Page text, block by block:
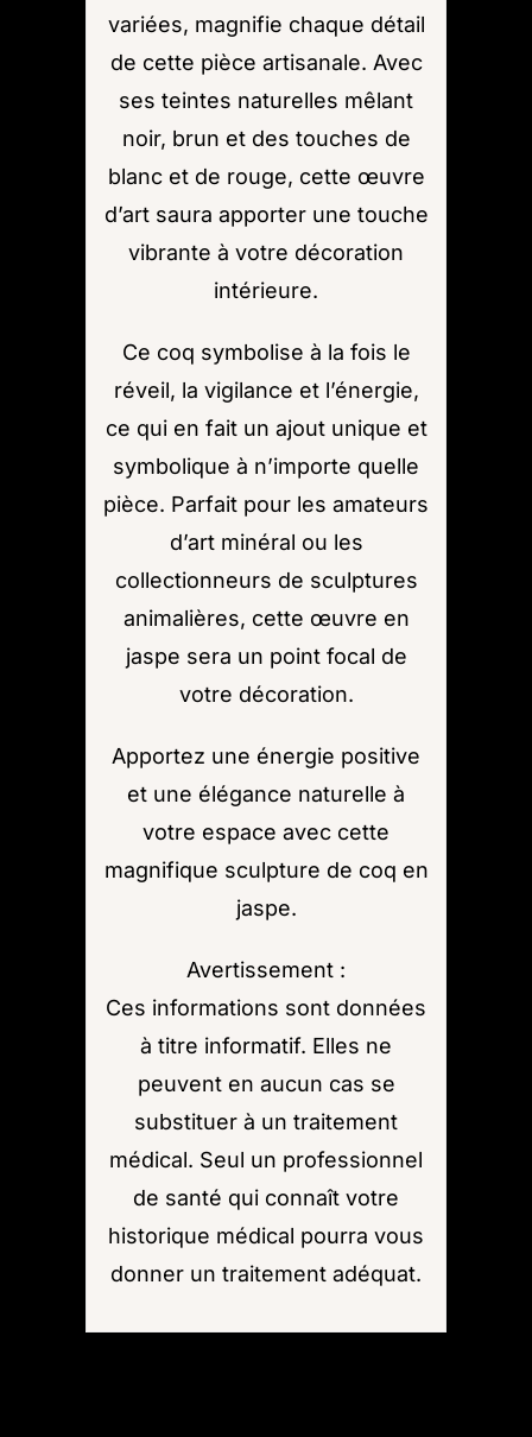
variées, magnifie chaque détail
de cette pièce artisanale. Avec
ses teintes naturelles mêlant
noir, brun et des touches de
blanc et de rouge, cette œuvre
d’art saura apporter une touche
vibrante à votre décoration
intérieure.
Ce coq symbolise à la fois le
réveil, la vigilance et l’énergie,
ce qui en fait un ajout unique et
symbolique à n’importe quelle
pièce. Parfait pour les amateurs
d’art minéral ou les
collectionneurs de sculptures
animalières, cette œuvre en
jaspe sera un point focal de
votre décoration.
Apportez une énergie positive
et une élégance naturelle à
votre espace avec cette
magnifique sculpture de coq en
jaspe.
Avertissement :
Ces informations sont données
à titre informatif. Elles ne
peuvent en aucun cas se
substituer à un traitement
médical. Seul un professionnel
de santé qui connaît votre
historique médical pourra vous
donner un traitement adéquat.